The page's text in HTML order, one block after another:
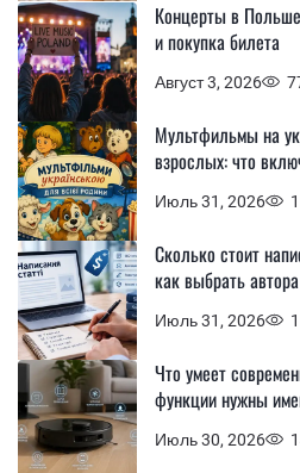
Август 3, 2026
Концерты в
и покупка билета
Июль 31, 2026
Мультфильмы на
взрослых: что
Июль 31, 2026
Сколько стоит
как выбрать автора
Июль 30, 2026
Что умеет
функции нужны